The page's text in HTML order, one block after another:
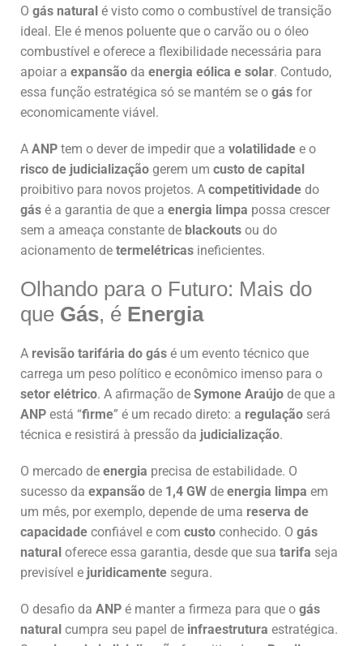
O gás natural é visto como o combustível de transição
ideal. Ele é menos poluente que o carvão ou o óleo
combustível e oferece a flexibilidade necessária para
apoiar a expansão da energia eólica e solar. Contudo,
essa função estratégica só se mantém se o gás for
economicamente viável.
A ANP tem o dever de impedir que a volatilidade e o
risco de judicialização gerem um custo de capital
proibitivo para novos projetos. A competitividade do
gás é a garantia de que a energia limpa possa crescer
sem a ameaça constante de blackouts ou do
acionamento de termelétricas ineficientes.
Olhando para o Futuro: Mais do
que Gás, é Energia
A revisão tarifária do gás é um evento técnico que
carrega um peso político e econômico imenso para o
setor elétrico. A afirmação de Symone Araújo de que a
ANP está “firme” é um recado direto: a regulação será
técnica e resistirá à pressão da judicialização.
O mercado de energia precisa de estabilidade. O
sucesso da expansão de 1,4 GW de energia limpa em
um mês, por exemplo, depende de uma reserva de
capacidade confiável e com custo conhecido. O gás
natural oferece essa garantia, desde que sua tarifa seja
previsível e juridicamente segura.
O desafio da ANP é manter a firmeza para que o gás
natural cumpra seu papel de infraestrutura estratégica.